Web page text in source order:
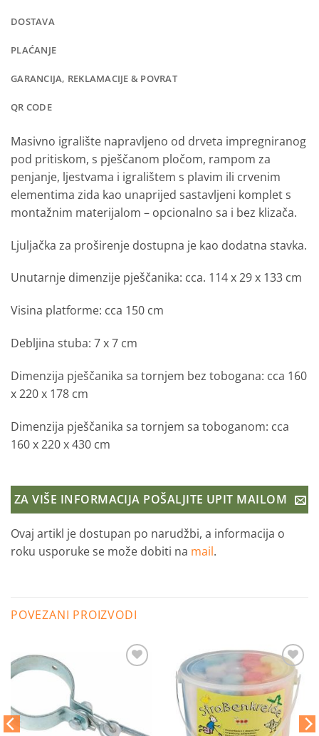
DOSTAVA
PLAĆANJE
GARANCIJA, REKLAMACIJE & POVRAT
QR CODE
Masivno igralište napravljeno od drveta impregniranog
pod pritiskom, s pješčanom pločom, rampom za
penjanje, ljestvama i igralištem s plavim ili crvenim
elementima zida kao unaprijed sastavljeni komplet s
montažnim materijalom – opcionalno sa i bez klizača.
Ljuljačka za proširenje dostupna je kao dodatna stavka.
Unutarnje dimenzije pješčanika: cca. 114 x 29 x 133 cm
Visina platforme: cca 150 cm
Debljina stuba: 7 x 7 cm
Dimenzija pješčanika sa tornjem bez tobogana: cca 160
x 220 x 178 cm
Dimenzija pješčanika sa tornjem sa toboganom: cca
160 x 220 x 430 cm
ZA VIŠE INFORMACIJA POŠALJITE UPIT MAILOM
Ovaj artikl je dostupan po narudžbi, a informacija o
roku usporuke se može dobiti na mail.
POVEZANI PROIZVODI
Dodaj
na
listu
želja